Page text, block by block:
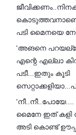
പടി മൈനയെ
'അങനെ
എന്റെ എല്ലാ
പടീ...ഇതും കൂടി
'നീ‌..നീ..പോയേ....
മൈനേ ഇത് കളി
അടി കൊണ്ട്